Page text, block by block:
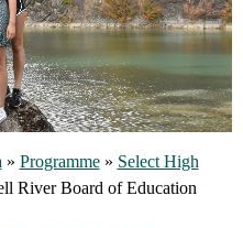
» Programme» Select High
River Board of Education